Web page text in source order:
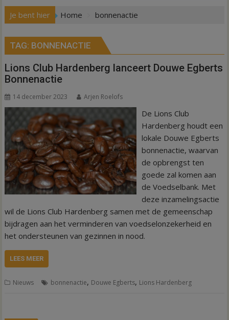
Je bent hier Home bonnenactie
TAG: BONNENACTIE
Lions Club Hardenberg lanceert Douwe Egberts
Bonnenactie
14 december 2023 Arjen Roelofs
De Lions Club
Hardenberg houdt een
lokale Douwe Egberts
bonnenactie, waarvan
de opbrengst ten
goede zal komen aan
de Voedselbank. Met
deze inzamelingsactie
wil de Lions Club Hardenberg samen met de gemeenschap
bijdragen aan het verminderen van voedselonzekerheid en
het ondersteunen van gezinnen in nood.
LEES MEER
Nieuws bonnenactie, Douwe Egberts, Lions Hardenberg